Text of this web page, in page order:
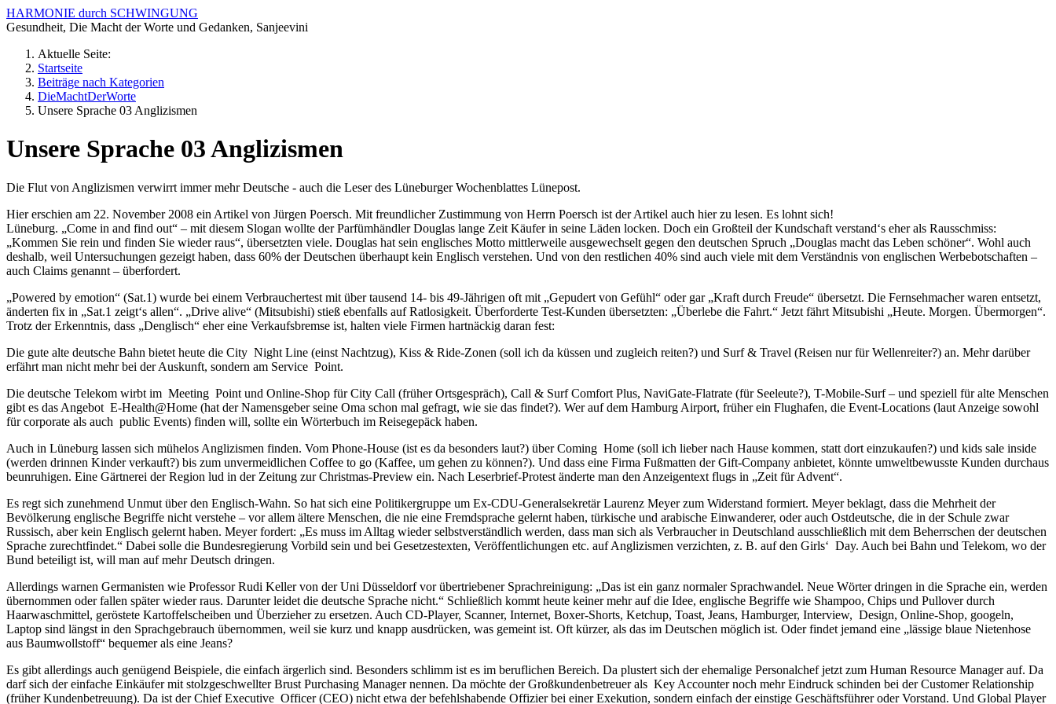
HARMONIE durch SCHWINGUNG
Gesundheit, Die Macht der Worte und Gedanken, Sanjeevini
Aktuelle Seite:
Startseite
Beiträge nach Kategorien
DieMachtDerWorte
Unsere Sprache 03 Anglizismen
Unsere Sprache 03 Anglizismen
Die Flut von Anglizismen verwirrt immer mehr Deutsche - auch die Leser des Lüneburger Wochenblattes Lünepost.
Hier erschien am 22. November 2008 ein Artikel von Jürgen Poersch. Mit freundlicher Zustimmung von Herrn Poersch ist der Artikel auch hier zu lesen. Es lohnt sich!
Lüneburg. „Come in and find out“ – mit diesem Slogan wollte der Parfümhändler Douglas lange Zeit Käufer in seine Läden locken. Doch ein Großteil der Kundschaft verstand‘s eher als Rausschmiss:
„Kommen Sie rein und finden Sie wieder raus“, übersetzten viele. Douglas hat sein englisches Motto mittlerweile ausgewechselt gegen den deutschen Spruch „Douglas macht das Leben schöner“. Wohl auch
deshalb, weil Untersuchungen gezeigt haben, dass 60% der Deutschen überhaupt kein Englisch verstehen. Und von den restlichen 40% sind auch viele mit dem Verständnis von englischen Werbebotschaften –
auch Claims genannt – überfordert.
„Powered by emotion“ (Sat.1) wurde bei einem Verbrauchertest mit über tausend 14- bis 49-Jährigen oft mit „Gepudert von Gefühl“ oder gar „Kraft durch Freude“ übersetzt. Die Fernsehmacher waren entsetzt,
änderten fix in „Sat.1 zeigt‘s allen“. „Drive alive“ (Mitsubi­shi) stieß ebenfalls auf Ratlosigkeit. Überforderte Test-Kunden übersetzten: „Überlebe die Fahrt.“ Jetzt fährt Mitsubishi „Heute. Morgen. Übermorgen“.
Trotz der Erkenntnis, dass „Denglisch“ eher eine Verkaufsbremse ist, halten viele Firmen hartnäckig daran fest:
Die gute alte deutsche Bahn bietet heute die City Night Line (einst Nachtzug), Kiss & Ride-Zonen (soll ich da küssen und zugleich reiten?) und Surf & Travel (Reisen nur für Wellenreiter?) an. Mehr darüber
erfährt man nicht mehr bei der Auskunft, sondern am Service Point.
Die deutsche Telekom wirbt im Meeting Point und Online-Shop für City Call (früher Ortsgespräch), Call & Surf Comfort Plus, NaviGate-Flatrate (für Seeleute?), T-Mobile-Surf – und speziell für alte Menschen
gibt es das Angebot E-Health@Home (hat der Namensgeber seine Oma schon mal gefragt, wie sie das findet?). Wer auf dem Hamburg Airport, früher ein Flughafen, die Event-Locations (laut Anzeige sowohl
für corporate als auch public Events) finden will, sollte ein Wörterbuch im Reisegepäck haben.
Auch in Lüneburg lassen sich mühelos Anglizismen finden. Vom Phone-House (ist es da besonders laut?) über Coming Home (soll ich lieber nach Hause kommen, statt dort einzukaufen?) und kids sale inside
(werden drinnen Kinder verkauft?) bis zum unvermeidlichen Coffee to go (Kaffee, um gehen zu können?). Und dass eine Firma Fußmatten der Gift-Company anbietet, könnte umweltbewusste Kunden durchaus
beunruhigen. Eine Gärtnerei der Region lud in der Zeitung zur Christmas-Preview ein. Nach Leserbrief-Protest änderte man den Anzeigentext flugs in „Zeit für Advent“.
Es regt sich zunehmend Unmut über den Englisch-Wahn. So hat sich eine Politikergruppe um Ex-CDU-Generalsekretär Laurenz Meyer zum Widerstand formiert. Meyer beklagt, dass die Mehrheit der
Bevölkerung englische Begriffe nicht verstehe – vor allem ältere Menschen, die nie eine Fremdsprache gelernt haben, türkische und arabische Einwanderer, oder auch Ostdeutsche, die in der Schule zwar
Russisch, aber kein Englisch gelernt haben. Meyer fordert: „Es muss im Alltag wieder selbstverständlich werden, dass man sich als Verbraucher in Deutschland ausschließlich mit dem Beherrschen der deutschen
Sprache zurechtfindet.“ Dabei solle die Bundesregierung Vorbild sein und bei Gesetzestexten, Veröffentlichungen etc. auf Anglizismen verzichten, z. B. auf den Girls‘ Day. Auch bei Bahn und Telekom, wo der
Bund beteiligt ist, will man auf mehr Deutsch dringen.
Allerdings warnen Germanisten wie Professor Rudi Keller von der Uni Düsseldorf vor übertriebener Sprachreinigung: „Das ist ein ganz normaler Sprachwandel. Neue Wörter dringen in die Sprache ein, werden
übernommen oder fallen später wieder raus. Darunter leidet die deutsche Sprache nicht.“ Schließlich kommt heute keiner mehr auf die Idee, englische Begriffe wie Shampoo, Chips und Pullover durch
Haarwaschmittel, geröstete Kartoffelscheiben und Überzieher zu ersetzen. Auch CD-Player, Scanner, Internet, Boxer-Shorts, Ketchup, Toast, Jeans, Hamburger, Interview, Design, Online-Shop, googeln,
Laptop sind längst in den Sprachgebrauch übernommen, weil sie kurz und knapp ausdrücken, was gemeint ist. Oft kürzer, als das im Deutschen möglich ist. Oder findet jemand eine „lässige blaue Nietenhose
aus Baumwollstoff“ bequemer als eine Jeans?
Es gibt allerdings auch genügend Beispiele, die einfach ärgerlich sind. Besonders schlimm ist es im beruflichen Bereich. Da plustert sich der ehemalige Personalchef jetzt zum Human Resource Manager auf. Da
darf sich der einfache Einkäufer mit stolzgeschwellter Brust Purchasing Manager nennen. Da möchte der Großkundenbetreuer als Key Accounter noch mehr Eindruck schinden bei der Customer Relationship
(früher Kundenbetreuung). Da ist der Chief Executive Officer (CEO) nicht etwa der befehlshabende Offizier bei einer Exekution, sondern einfach der einstige Geschäftsführer oder Vorstand. Und Global Player